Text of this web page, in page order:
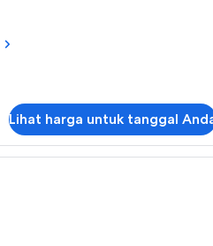
Lihat harga untuk tanggal
Minibar, brankas, meja kerja,